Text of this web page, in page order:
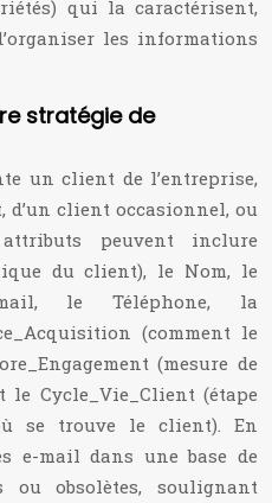
qui la caractérisent,
les informations
stratégie de
un client de l’entreprise,
d’un client occasionnel, ou
peuvent inclure
du client), le Nom, le
le Téléphone, la
(comment le
(mesure de
le Cycle_Vie_Client (étape
se trouve le client). En
e-mail dans une base de
ou obsolètes, soulignant